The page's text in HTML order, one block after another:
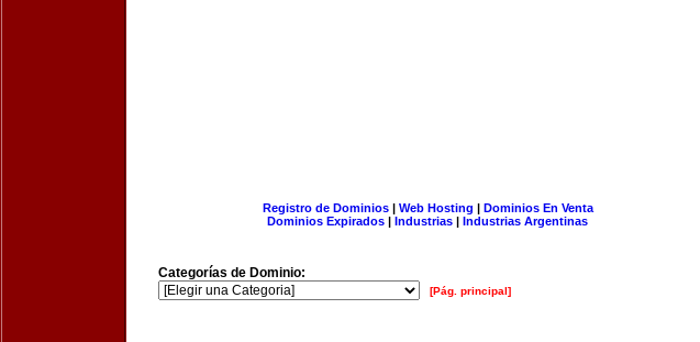
Registro de Dominios| Web Hosting | Dominios En Venta
Dominios Expirados | Industrias | Industrias Argentinas
Categorías de Dominio:
[Pág. principal]